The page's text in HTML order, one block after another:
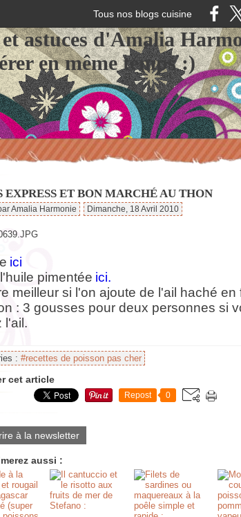
Tous nos blogs cuisine
astuces d'Amalia
en même temps :)
EXPRESS ET BON MARCHÉ AU THON
Amalia Harmonie Dimanche, 18 Avril 2010
ici
pimentée ici.
meilleur si l'on ajoute de l'ail haché en
: 3 gousses pour deux personnes si
l'ail.
: #recettes de poisson pas cher
cet article
Repost 0
à la newsletter
aussi :